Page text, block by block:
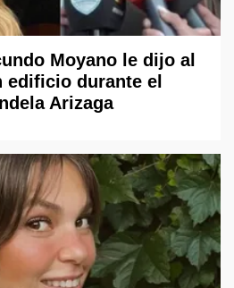
Moyano le dijo al
edificio durante el
Arizaga